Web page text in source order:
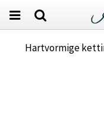
Hartvormige